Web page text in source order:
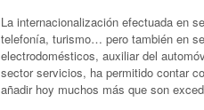
La internacionalización efectuada en
telefonía, turismo… pero también en
electrodomésticos, auxiliar del
sector servicios, ha permitido contar
añadir hoy muchos más que son